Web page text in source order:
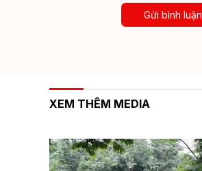
Gửi bình luận
XEM THÊM MEDIA